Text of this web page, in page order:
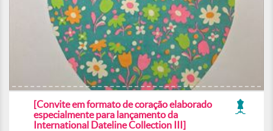
[Convite em formato de coração elaborado
especialmente para lançamento da
International Dateline Collection III]